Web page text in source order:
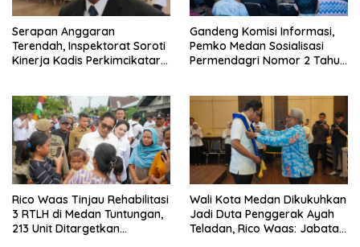
Serapan Anggaran
Terendah, Inspektorat Soroti
Kinerja Kadis Perkimcikataru
Gandeng Komisi Informasi,
Pemko Medan Sosialisasi
Permendagri Nomor 2 Tahun
Rico Waas Tinjau Rehabilitasi
3 RTLH di Medan Tuntungan,
213 Unit Ditargetkan
Wali Kota Medan Dikukuhkan
Jadi Duta Penggerak Ayah
Teladan, Rico Waas: Jabatan